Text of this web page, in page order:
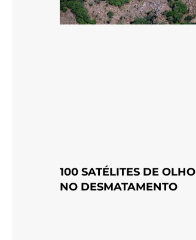
100 SATÉLITES DE OLHO
NO DESMATAMENTO